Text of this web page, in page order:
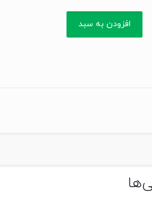
افزودن به سبد